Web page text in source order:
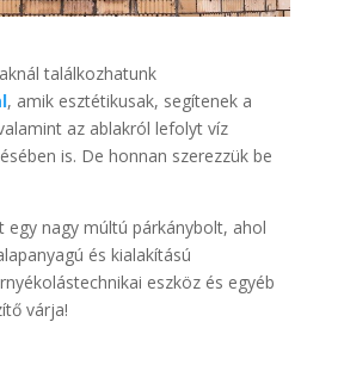
találkozhatunk
, amik esztétikusak, segítenek a
az ablakról lefolyt víz
is. De honnan szerezzük be
egy nagy múltú párkánybolt, ahol
és kialakítású
eszköz és egyéb
várja!